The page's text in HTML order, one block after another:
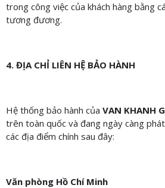
trong công việc của khách hàng bằng
tương đương.
4. ĐỊA CHỈ LIÊN HỆ BẢO HÀNH
Hệ thống bảo hành của VAN KHANH
trên toàn quốc và đang ngày càng
các địa điểm chính sau đây:
Văn phòng Hồ Chí Minh